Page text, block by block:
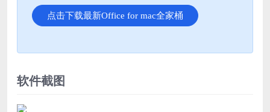
点击下载最新Office for mac全家桶
软件截图